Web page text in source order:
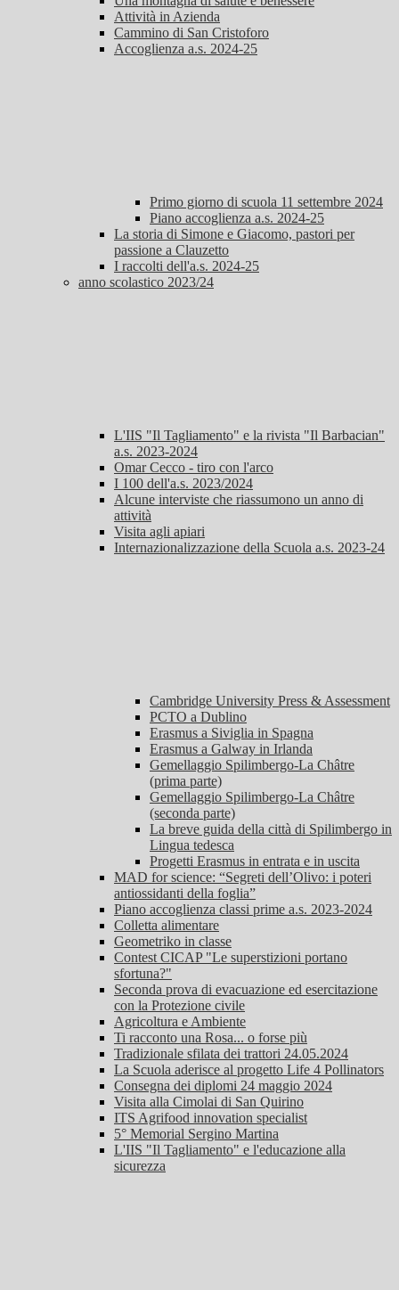
Attività in Azienda
Cammino di San Cristoforo
Accoglienza a.s. 2024-25
Primo giorno di scuola 11 settembre 2024
Piano accoglienza a.s. 2024-25
La storia di Simone e Giacomo, pastori per
passione a Clauzetto
I raccolti dell'a.s. 2024-25
anno scolastico 2023/24
L'IIS "Il Tagliamento" e la rivista "Il Barbacian"
a.s. 2023-2024
Omar Cecco - tiro con l'arco
I 100 dell'a.s. 2023/2024
Alcune interviste che riassumono un anno di
attività
Visita agli apiari
Internazionalizzazione della Scuola a.s. 2023-24
Cambridge University Press & Assessment
PCTO a Dublino
Erasmus a Siviglia in Spagna
Erasmus a Galway in Irlanda
Gemellaggio Spilimbergo-La Châtre
(prima parte)
Gemellaggio Spilimbergo-La Châtre
(seconda parte)
La breve guida della città di Spilimbergo in
Lingua tedesca
Progetti Erasmus in entrata e in uscita
MAD for science: “Segreti dell’Olivo: i poteri
antiossidanti della foglia”
Piano accoglienza classi prime a.s. 2023-2024
Colletta alimentare
Geometriko in classe
Contest CICAP "Le superstizioni portano
sfortuna?"
Seconda prova di evacuazione ed esercitazione
con la Protezione civile
Agricoltura e Ambiente
Ti racconto una Rosa... o forse più
Tradizionale sfilata dei trattori 24.05.2024
La Scuola aderisce al progetto Life 4 Pollinators
Consegna dei diplomi 24 maggio 2024
Visita alla Cimolai di San Quirino
ITS Agrifood innovation specialist
5° Memorial Sergino Martina
L'IIS "Il Tagliamento" e l'educazione alla
sicurezza